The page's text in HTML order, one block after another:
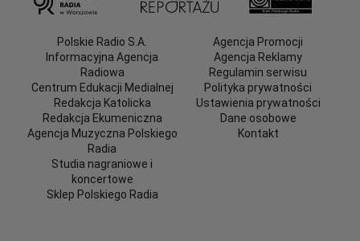
Polskie Radio S.A.
Informacyjna Agencja
Radiowa
Centrum Edukacji Medialnej
Redakcja Katolicka
Redakcja Ekumeniczna
Agencja Muzyczna Polskiego
Radia
Studia nagraniowe i
koncertowe
Sklep Polskiego Radia
Agencja Promocji
Agencja Reklamy
Regulamin serwisu
Polityka prywatności
Ustawienia prywatności
Dane osobowe
Kontakt